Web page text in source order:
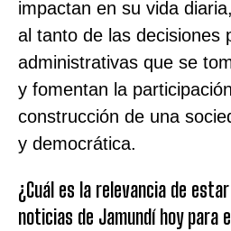
impactan en su vida
al tanto de las decisiones
administrativas que se
y fomentan la
construcción de una
y democrática.
¿Cuál es la relevancia de
noticias de Jamundí hoy para